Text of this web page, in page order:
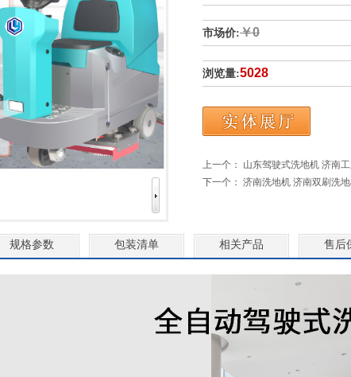
市场价:￥0
浏览量:5028
上一个： 山东驾驶式洗地机 济南
下一个： 济南洗地机 济南双刷洗
规格参数 包装清单 相关产品 售后